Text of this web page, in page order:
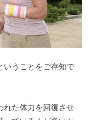
いうことをご存知で
れた体力を回復させ